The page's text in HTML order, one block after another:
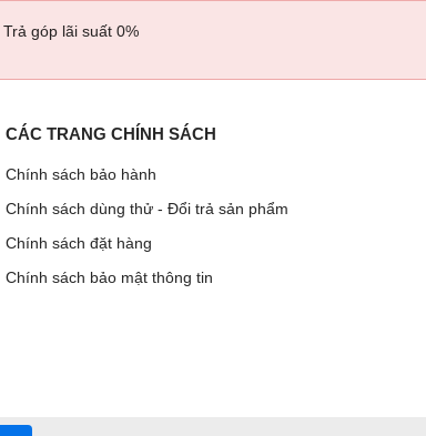
Trả góp lãi suất 0%
CÁC TRANG CHÍNH SÁCH
Chính sách bảo hành
Chính sách dùng thử - Đổi trả sản phẩm
Chính sách đặt hàng
Chính sách bảo mật thông tin